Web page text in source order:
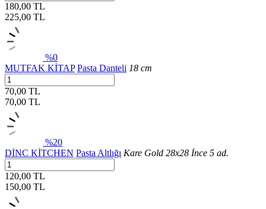
180,00 TL
225,00 TL
%0
MUTFAK KİTAP Pasta Danteli 18 cm
70,00 TL
70,00 TL
%20
DİNC KİTCHEN Pasta Altlığı Kare Gold 28x28 İnce 5 ad.
120,00 TL
150,00 TL